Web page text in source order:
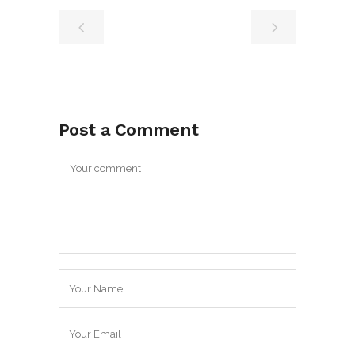
Post a Comment